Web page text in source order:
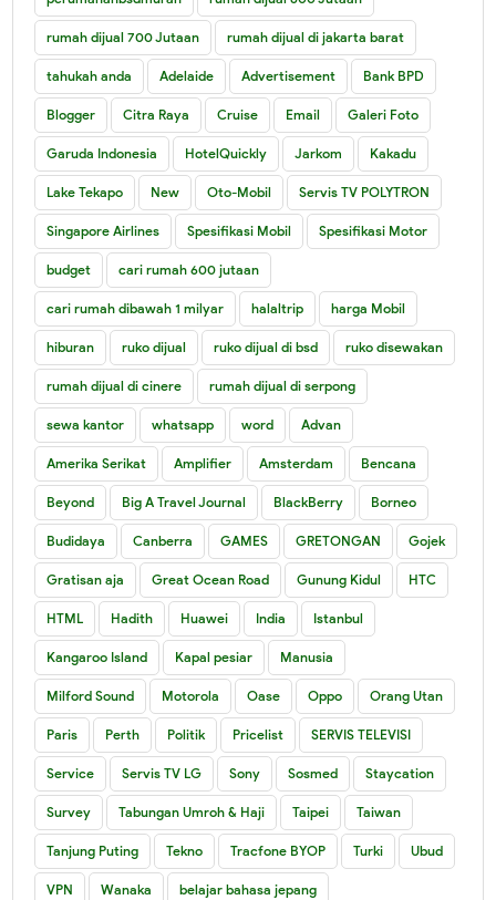
rumah dijual 700 Jutaan rumah dijual di jakarta barat
tahukah anda Adelaide Advertisement Bank BPD
Blogger Citra Raya Cruise Email Galeri Foto
Garuda Indonesia HotelQuickly Jarkom Kakadu
Lake Tekapo New Oto-Mobil Servis TV POLYTRON
Singapore Airlines Spesifikasi Mobil Spesifikasi Motor
budget cari rumah 600 jutaan
cari rumah dibawah 1 milyar halaltrip harga Mobil
hiburan ruko dijual ruko dijual di bsd ruko disewakan
rumah dijual di cinere rumah dijual di serpong
sewa kantor whatsapp word Advan
Amerika Serikat Amplifier Amsterdam Bencana
Beyond Big A Travel Journal BlackBerry Borneo
Budidaya Canberra GAMES GRETONGAN Gojek
Gratisan aja Great Ocean Road Gunung Kidul HTC
HTML Hadith Huawei India Istanbul
Kangaroo Island Kapal pesiar Manusia
Milford Sound Motorola Oase Oppo Orang Utan
Paris Perth Politik Pricelist SERVIS TELEVISI
Service Servis TV LG Sony Sosmed Staycation
Survey Tabungan Umroh & Haji Taipei Taiwan
Tanjung Puting Tekno Tracfone BYOP Turki Ubud
VPN Wanaka belajar bahasa jepang